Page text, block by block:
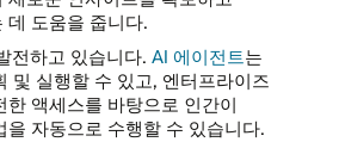
데 도움을 줍니다.
전하고 있습니다. AI 에이전트는
및 실행할 수 있고, 엔터프라이즈
한 액세스를 바탕으로 인간이
을 자동으로 수행할 수 있습니다.